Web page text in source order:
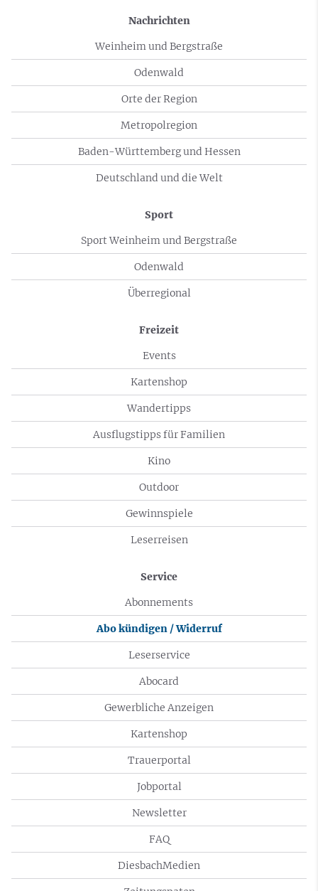
Nachrichten
Weinheim und Bergstraße
Odenwald
Orte der Region
Metropolregion
Baden-Württemberg und Hessen
Deutschland und die Welt
Sport
Sport Weinheim und Bergstraße
Odenwald
Überregional
Freizeit
Events
Kartenshop
Wandertipps
Ausflugstipps für Familien
Kino
Outdoor
Gewinnspiele
Leserreisen
Service
Abonnements
Abo kündigen / Widerruf
Leserservice
Abocard
Gewerbliche Anzeigen
Kartenshop
Trauerportal
Jobportal
Newsletter
FAQ
DiesbachMedien